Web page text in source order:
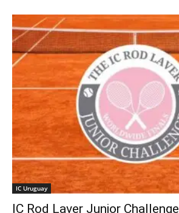
IC Uruguay
IC Rod Laver Junior Challenge